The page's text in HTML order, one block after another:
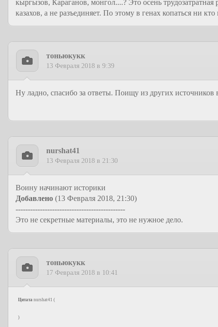
кыргызов, Караганов, монгол....? Это осень трудозатратная
казахов, а не разъединяет. По этому в генах копаться ни
тоньюкукк
13 Февраля 2018 в 9:39
Ну ладно, спасибо за ответы. Поищу из других
nurshat41
13 Февраля 2018 в 21:30
Воину начинают историки
Добавлено (13 Февраля 2018, 21:30)
---------------------------------------------
Это не секретные материалы, это не нужное дело.
тоньюкукк
17 Февраля 2018 в 10:41
Цитата nurshat41 (
)